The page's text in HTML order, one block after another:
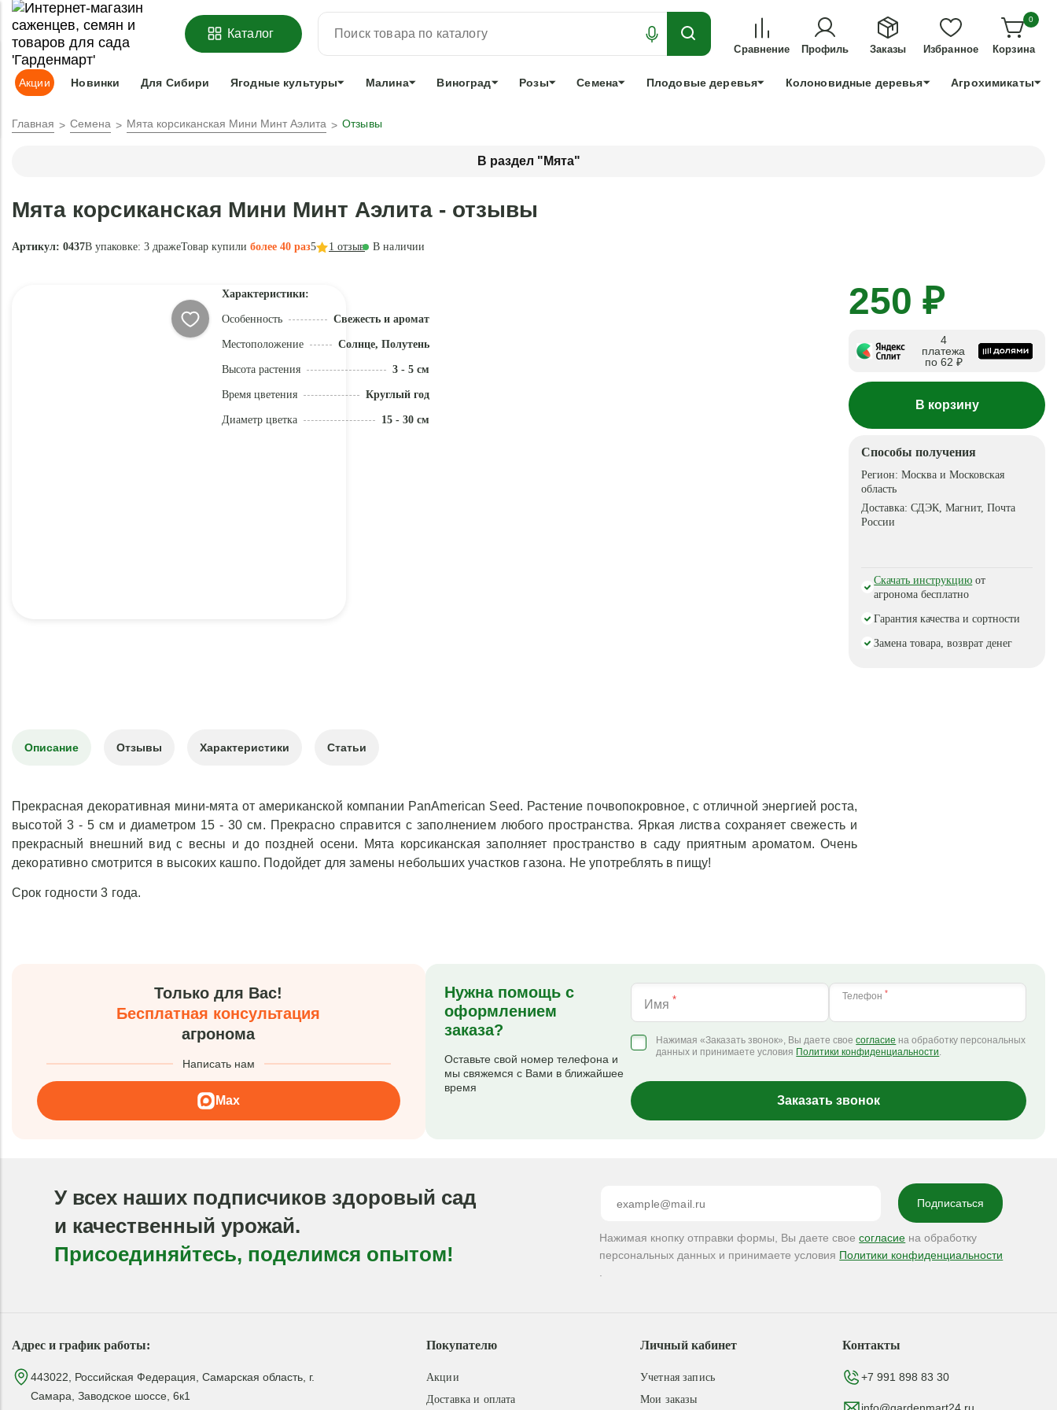
ОФОРМИТЬПРЕДЗАКАЗ =ЗАБРОНИРОВАТЬЛУЧШЕЕ ДЛЯ ТЕХ, КТО УСПЕЕТ!
Адрес доставки:Москва Доставка и оплата Гарантии +7 991 898 83 30
Каталог
Сравнение Профиль Заказы Избранное
0
Корзина
Акции Новинки Для Сибири Ягодные культуры Малина Виноград Розы Семена Плодовые деревья Колоновидные деревья Агрохимикаты
Главная Семена Мята корсиканская Мини Минт Аэлита Отзывы
В раздел "Мята"
Мята корсиканская Мини Минт Аэлита - отзывы
Артикул: 0437В упаковке: 3 дражеТовар купили более 40 раз5 1 отзыв В наличии
Характеристики:
Особенность Свежесть и аромат
Местоположение Солнце, Полутень
Высота растения 3 - 5 см
Время цветения Круглый год
Диаметр цветка 15 - 30 см
250 ₽
4
платежа
по 62 ₽
В корзину
Способы получения
Регион:Москва и Московская
область
Доставка:СДЭК, Магнит, Почта
России
Скачать инструкцию от
агронома бесплатно
Гарантия качества и сортности
Замена товара, возврат денег
Описание Отзывы Характеристики Статьи
Прекрасная декоративная мини-мята от американской компании PanAmerican Seed. Растение почвопокровное, с отличной энергией роста,
высотой 3 - 5 см и диаметром 15 - 30 см. Прекрасно справится с заполнением любого пространства. Яркая листва сохраняет свежесть и
прекрасный внешний вид с весны и до поздней осени. Мята корсиканская заполняет пространство в саду приятным ароматом. Очень
декоративно смотрится в высоких кашпо. Подойдет для замены небольших участков газона. Не употреблять в пищу!
Срок годности 3 года.
Только для Вас!
Бесплатная консультация
агронома
Написать нам
Max
Нужна помощь с
оформлением
заказа?
Оставьте свой номер телефона и
мы свяжемся с Вами в ближайшее
время
Имя * Телефон *
Нажимая «Заказать звонок», Вы даете своесогласие на обработку персональных
данных и принимаете условия Политики конфиденциальности.
Заказать звонок
У всех наших подписчиков здоровый сад
и качественный урожай.
Присоединяйтесь, поделимся опытом!
Нажимая кнопку отправки формы, Вы даете своесогласие на обработку
персональных данных и принимаете условия Политики конфиденциальности
Адрес и график работы:
443022, Российская Федерация, Самарская область, г.
Самара, Заводское шоссе, 6к1
Покупателю
Акции
Доставка и оплата
Личный кабинет
Учетная запись
Мои заказы
Контакты
+7 991 898 83 30